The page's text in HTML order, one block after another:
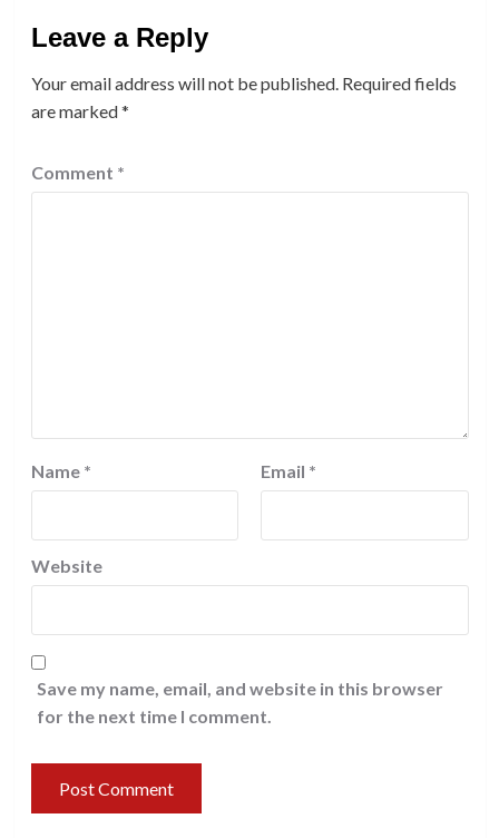
Leave a Reply
Your email address will not be published. Required fields
are marked*
Comment *
Name * Email *
Website
Save my name, email, and website in this browser
for the next time I comment.